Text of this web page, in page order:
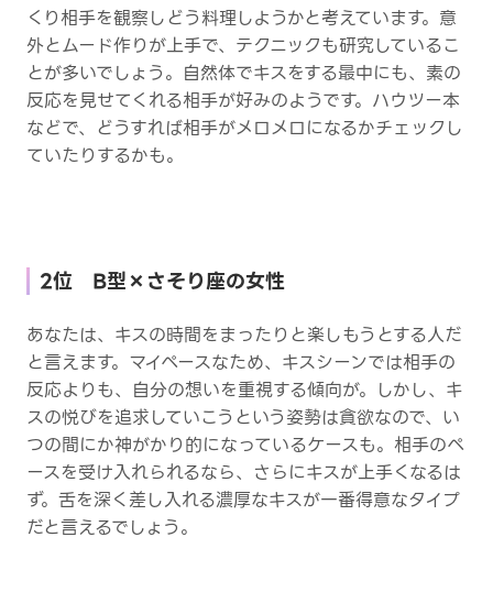
くり相手を観察しどう料理しようかと考えています。意
外とムード作りが上手で、テクニックも研究しているこ
とが多いでしょう。自然体でキスをする最中にも、素の
反応を見せてくれる相手が好みのようです。ハウツー本
などで、どうすれば相手がメロメロになるかチェックし
ていたりするかも。
2位 B型×さそり座の女性
あなたは、キスの時間をまったりと楽しもうとする人だ
と言えます。マイペースなため、キスシーンでは相手の
反応よりも、自分の想いを重視する傾向が。しかし、キ
スの悦びを追求していこうという姿勢は貪欲なので、い
つの間にか神がかり的になっているケースも。相手のペ
ースを受け入れられるなら、さらにキスが上手くなるは
ず。舌を深く差し入れる濃厚なキスが一番得意なタイプ
だと言えるでしょう。